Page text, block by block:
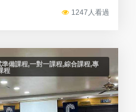
1247人看過
備課程,一對一課程,綜合課程,專
程